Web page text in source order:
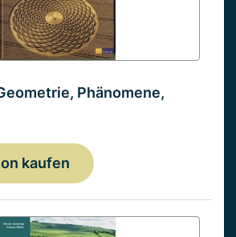
Phänomene,
kaufen